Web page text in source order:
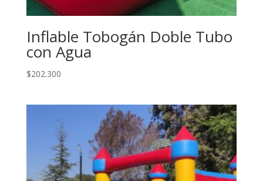
Inflable Tobogán Doble Tubo
con Agua
$202.300